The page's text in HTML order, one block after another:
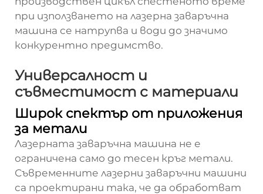
при използването на лазерна заваръчна
машина се натрупва и води до значимо
конкурентно предимство.
Универсалност и
съвместимост с материали
Широк спектър от приложения
за метали
Лазерната заваръчна машина не е
ограничена само до тесен кръг метали.
Съвременните лазерни заваръчни машини
са проектирани така, че да обработват